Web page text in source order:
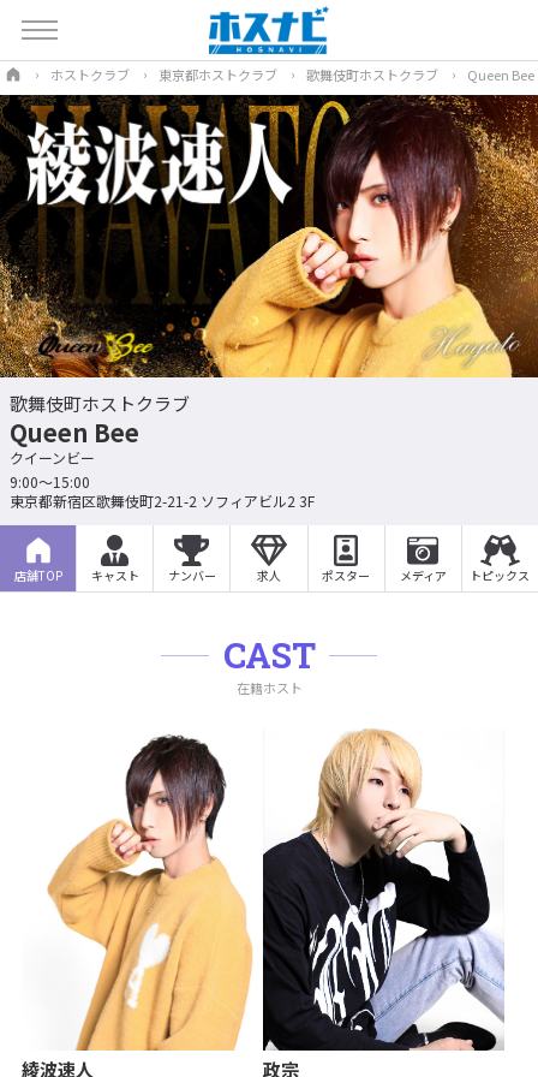
ホストクラブ 東京都ホストクラブ 歌舞伎町ホストクラブ Queen Bee
歌舞伎町ホストクラブ
Queen Bee
クイーンビー
9:00〜15:00
東京都新宿区歌舞伎町2-21-2 ソフィアビル2 3F
店舗TOP キャスト ナンバー 求人 ポスター メディア トピックス
CAST
在籍ホスト
綾波速人 政宗